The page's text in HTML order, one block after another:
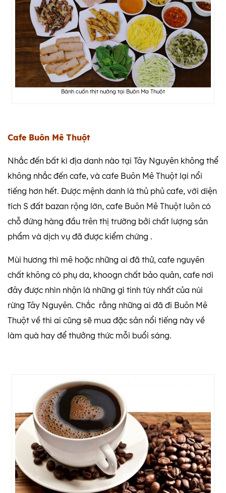
Bánh cuốn thịt nướng tại Buôn Ma Thuột
Cafe Buôn Mê Thuột
Nhắc đến bất kì địa danh nào tại Tây Nguyên không thể
không nhắc đến cafe, và cafe Buôn Mê Thuột lại nổi
tiếng hơn hết. Được mệnh danh là thủ phủ cafe, với diện
tích S đất bazan rộng lớn, cafe Buôn Mê Thuột luôn có
chỗ đứng hàng đầu trên thị trường bởi chất lượng sản
phẩm và dịch vụ đã được kiểm chứng .
Mùi hương thì mê hoặc những ai đã thử, cafe nguyên
chất không có phụ da, khoogn chất bảo quản, cafe nơi
đây được nhìn nhận là những gì tinh túy nhất của núi
rừng Tây Nguyên. Chắc rằng những ai đã đi Buôn Mê
Thuột về thì ai cũng sẽ mua đặc sản nổi tiếng này về
làm quà hay để thưởng thức mỗi buổi sáng.